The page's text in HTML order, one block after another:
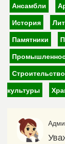
Ансамбли
История
Памятники
Строительство
культуры